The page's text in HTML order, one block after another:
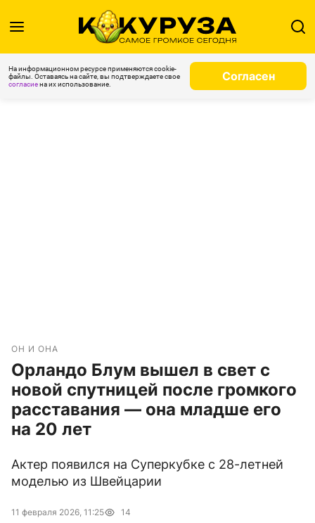
На информационном ресурсе применяются cookie-
файлы. Оставаясь на сайте, вы подтверждаете свое
согласиена их использование.
Согласен
ОН И ОНА
Орландо Блум вышел в свет с
новой спутницей после громкого
расставания — она младше его
на 20 лет
Актер появился на Суперкубке с 28-летней
моделью из Швейцарии
11 февраля 2026, 11:25 14